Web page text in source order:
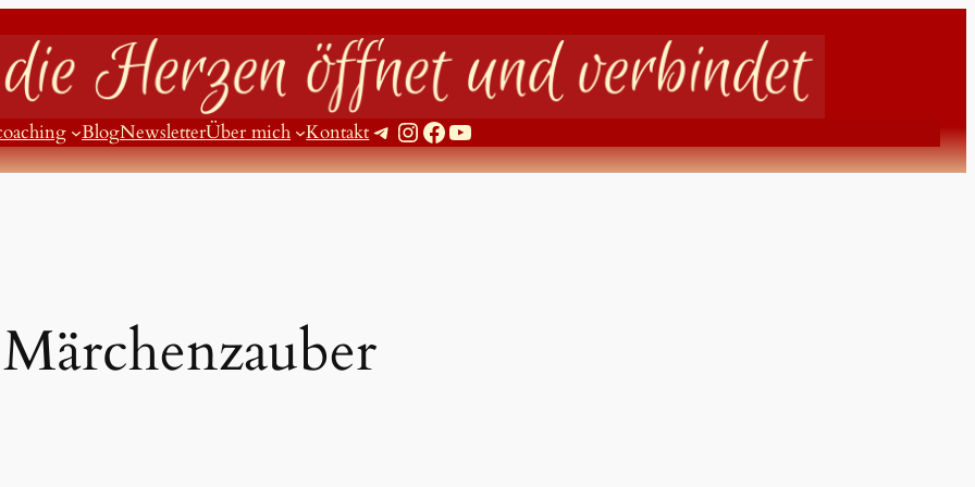
BlogNewsletterÜber mich KontaktTelegram Instagram Facebook YouTube
Märchenzauber